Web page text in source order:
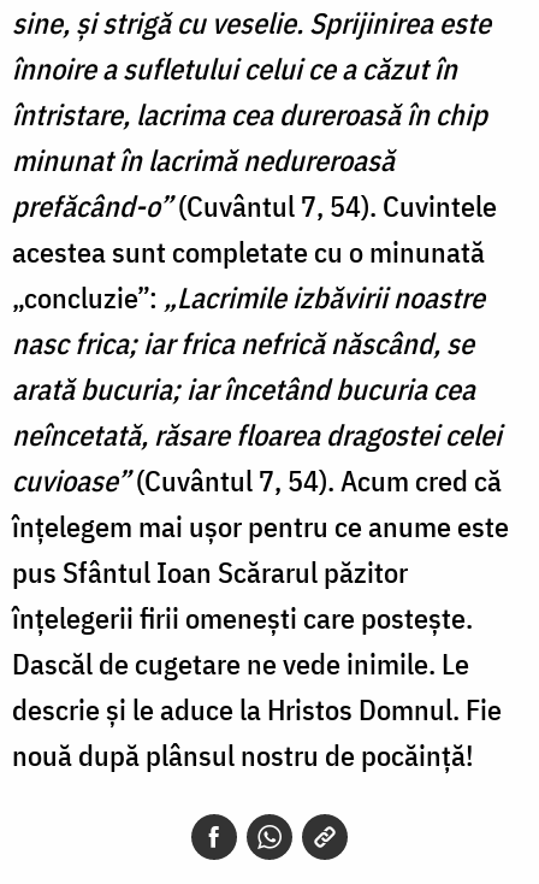
sine, și strigă cu veselie. Sprijinirea este
înnoire a sufletului celui ce a căzut în
întristare, lacrima cea dureroasă în chip
minunat în lacrimă nedureroasă
prefăcând-o”(Cuvântul 7, 54). Cuvintele
acestea sunt completate cu o minunată
„concluzie”: „Lacrimile izbăvirii noastre
nasc frica; iar frica nefrică născând, se
arată bucuria; iar încetând bucuria cea
neîncetată, răsare floarea dragostei celei
cuvioase”(Cuvântul 7, 54). Acum cred că
înțelegem mai ușor pentru ce anume este
pus Sfântul Ioan Scărarul păzitor
înțelegerii firii omenești care postește.
Dascăl de cugetare ne vede inimile. Le
descrie și le aduce la Hristos Domnul. Fie
nouă după plânsul nostru de pocăință!